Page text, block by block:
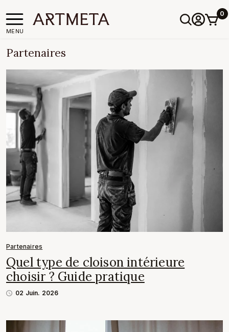
MENU
0
Partenaires
Partenaires
Quel type de cloison intérieure
choisir ? Guide pratique
02 Juin. 2026